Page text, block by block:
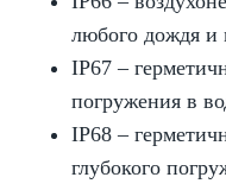
любого дождя и
IP67 –
погружения в
IP68 –
глубокого